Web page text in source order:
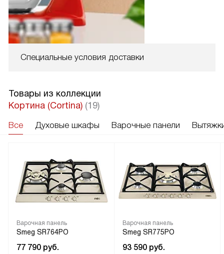
Специальные условия доставки
Товары из коллекции
Кортина (Cortina) (19)
Все Духовые шкафы Варочные панели
Варочная панель
Smeg SR764PO
77 790 руб.
Варочная панель
Smeg SR775PO
93 590 руб.